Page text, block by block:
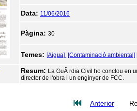
Data: 11/06/2016
Pàgina: 30
Temes: [Aigua] [Contaminació ambiental]
Resum: La GuÃ rdia Civil ho conclou en
director de l'obra i un enginyer de FCC.
Anterior